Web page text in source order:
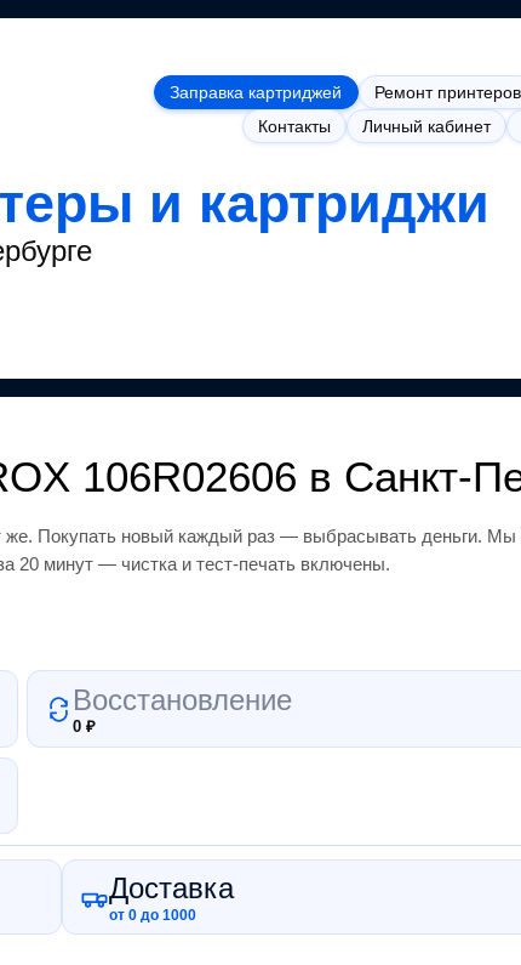
Заправка картриджей Ремонт принтеров
Контакты
Личный кабинет
и картриджи
106R02606 в Санкт-
же. Покупать новый каждый раз — выбрасывать деньги. Мы
20 минут — чистка и тест-печать включены.
Восстановление
0₽
Доставка
от 0 до 1000